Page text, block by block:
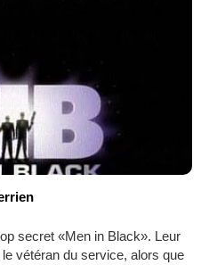
secret «Men in Black». Leur
vétéran du service, alors que